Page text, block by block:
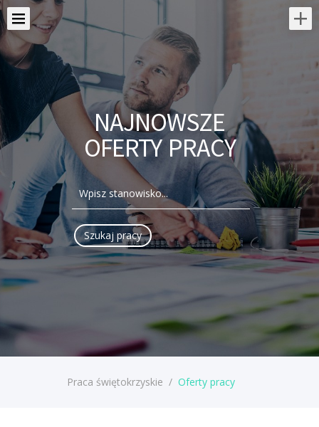
NAJNOWSZE
OFERTY PRACY
Praca świętokrzyskie / Oferty pracy